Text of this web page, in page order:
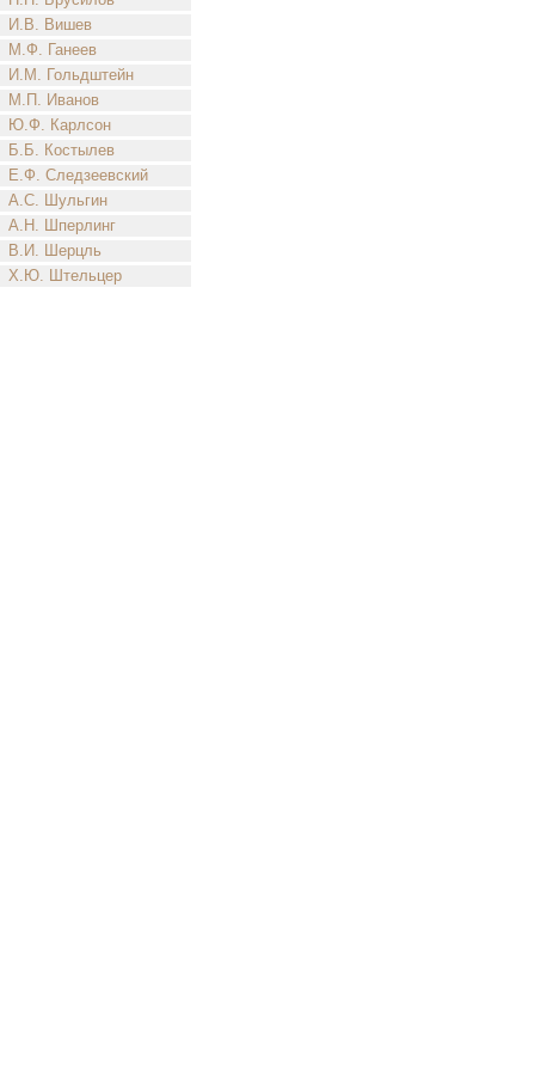
И.В. Вишев
М.Ф. Ганеев
И.М. Гольдштейн
М.П. Иванов
Ю.Ф. Карлсон
Б.Б. Костылев
Е.Ф. Следзеевский
А.С. Шульгин
А.Н. Шперлинг
В.И. Шерцль
Х.Ю. Штельцер